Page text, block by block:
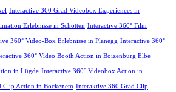
Interactive 360 Grad Videobox Experiences in
Erlebnisse in Schotten Interactive 360° Film
360° Video-Box Erlebnisse in Planegg Interactive 360°
360° Video Booth Action in Boizenburg Elbe
in Lügde Interactive 360° Videobox Action in
Clip Action in Bockenem Interaktive 360 Grad Clip